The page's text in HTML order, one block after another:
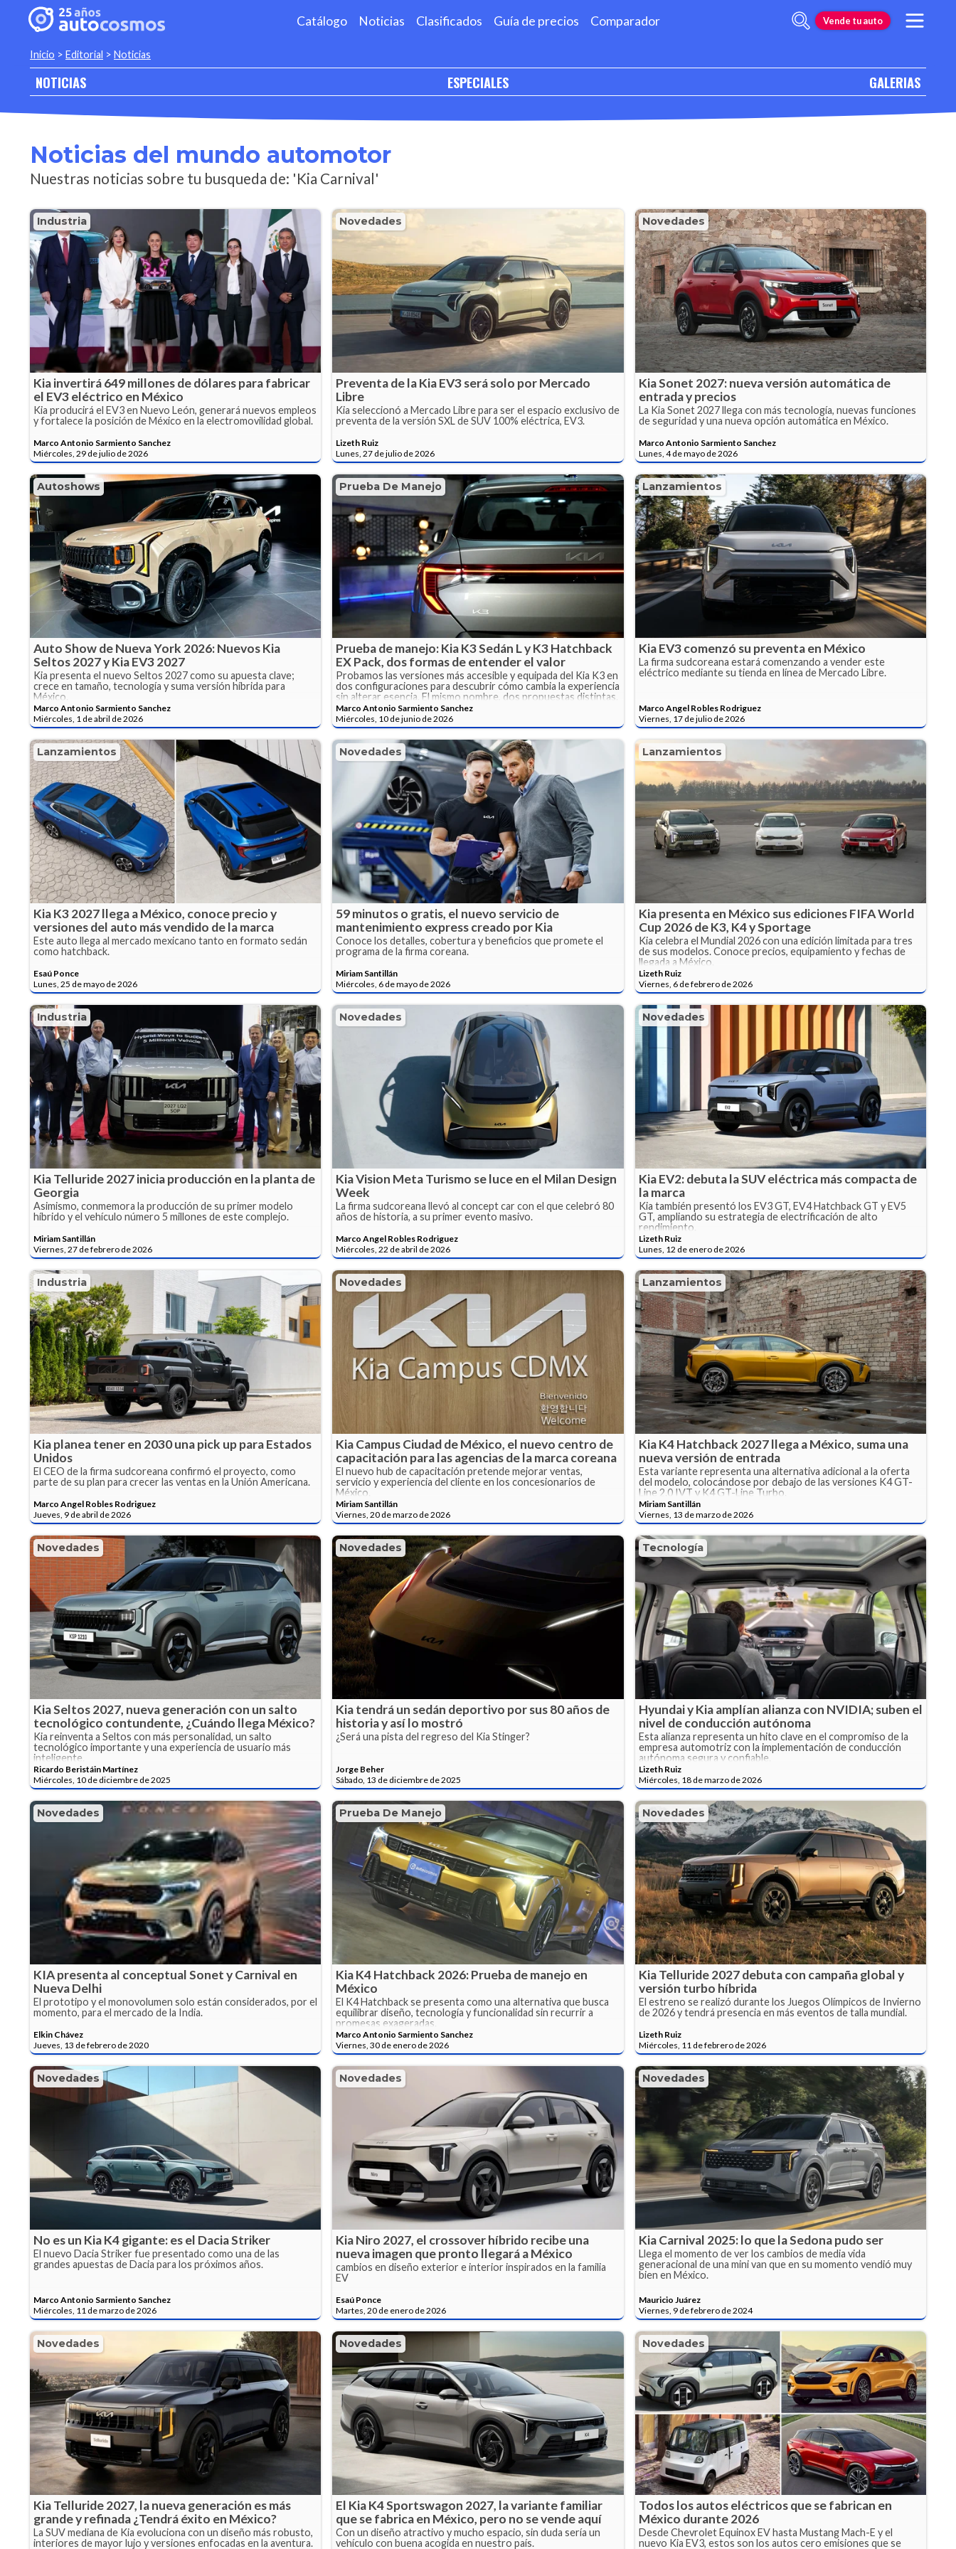
Catálogo Noticias Clasificados Guía de precios Comparador Vende tu auto
Inicio > Editorial > Noticias
NOTICIAS ESPECIALES GALERIAS
Noticias del mundo automotor
Nuestras noticias sobre tu busqueda de: 'Kia Carnival'
Industria
Kia invertirá 649 millones de dólares para fabricar
el EV3 eléctrico en México
Kia producirá el EV3 en Nuevo León, generará nuevos empleos
y fortalece la posición de México en la electromovilidad global.
Marco Antonio Sarmiento Sanchez
Miércoles, 29 de julio de 2026
Novedades
Preventa de la Kia EV3 será solo por Mercado
Libre
Kia seleccionó a Mercado Libre para ser el espacio exclusivo de
preventa de la versión SXL de SUV 100% eléctrica, EV3.
Lizeth Ruiz
Lunes, 27 de julio de 2026
Novedades
Kia Sonet 2027: nueva versión automática de
entrada y precios
La Kia Sonet 2027 llega con más tecnología, nuevas funciones
de seguridad y una nueva opción automática en México.
Marco Antonio Sarmiento Sanchez
Lunes, 4 de mayo de 2026
Autoshows
Auto Show de Nueva York 2026: Nuevos Kia
Seltos 2027 y Kia EV3 2027
Kia presenta el nuevo Seltos 2027 como su apuesta clave;
crece en tamaño, tecnología y suma versión híbrida para
México.
Marco Antonio Sarmiento Sanchez
Miércoles, 1 de abril de 2026
Prueba De Manejo
Prueba de manejo: Kia K3 Sedán L y K3 Hatchback
EX Pack, dos formas de entender el valor
Probamos las versiones más accesible y equipada del Kia K3 en
dos configuraciones para descubrir cómo cambia la experiencia
sin alterar esencia. El mismo nombre, dos propuestas distintas.
Marco Antonio Sarmiento Sanchez
Miércoles, 10 de junio de 2026
Lanzamientos
Kia EV3 comenzó su preventa en México
La firma sudcoreana estará comenzando a vender este
eléctrico mediante su tienda en línea de Mercado Libre.
Marco Angel Robles Rodriguez
Viernes, 17 de julio de 2026
Lanzamientos
Kia K3 2027 llega a México, conoce precio y
versiones del auto más vendido de la marca
Este auto llega al mercado mexicano tanto en formato sedán
como hatchback.
Esaú Ponce
Lunes, 25 de mayo de 2026
Novedades
59 minutos o gratis, el nuevo servicio de
mantenimiento express creado por Kia
Conoce los detalles, cobertura y beneficios que promete el
programa de la firma coreana.
Miriam Santillán
Miércoles, 6 de mayo de 2026
Lanzamientos
Kia presenta en México sus ediciones FIFA World
Cup 2026 de K3, K4 y Sportage
Kia celebra el Mundial 2026 con una edición limitada para tres
de sus modelos. Conoce precios, equipamiento y fechas de
llegada a México.
Lizeth Ruiz
Viernes, 6 de febrero de 2026
Industria
Kia Telluride 2027 inicia producción en la planta de
Georgia
Asimismo, conmemora la producción de su primer modelo
híbrido y el vehículo número 5 millones de este complejo.
Miriam Santillán
Viernes, 27 de febrero de 2026
Novedades
Kia Vision Meta Turismo se luce en el Milan Design
Week
La firma sudcoreana llevó al concept car con el que celebró 80
años de historia, a su primer evento masivo.
Marco Angel Robles Rodriguez
Miércoles, 22 de abril de 2026
Novedades
Kia EV2: debuta la SUV eléctrica más compacta de
la marca
Kia también presentó los EV3 GT, EV4 Hatchback GT y EV5
GT, ampliando su estrategia de electrificación de alto
rendimiento.
Lizeth Ruiz
Lunes, 12 de enero de 2026
Industria
Kia planea tener en 2030 una pick up para Estados
Unidos
El CEO de la firma sudcoreana confirmó el proyecto, como
parte de su plan para crecer las ventas en la Unión Americana.
Marco Angel Robles Rodriguez
Jueves, 9 de abril de 2026
Novedades
Kia Campus Ciudad de México, el nuevo centro de
capacitación para las agencias de la marca coreana
El nuevo hub de capacitación pretende mejorar ventas,
servicio y experiencia del cliente en los concesionarios de
México.
Miriam Santillán
Viernes, 20 de marzo de 2026
Lanzamientos
Kia K4 Hatchback 2027 llega a México, suma una
nueva versión de entrada
Esta variante representa una alternativa adicional a la oferta
del modelo, colocándose por debajo de las versiones K4 GT-
Line 2.0 IVT y K4 GT-Line Turbo.
Miriam Santillán
Viernes, 13 de marzo de 2026
Novedades
Kia Seltos 2027, nueva generación con un salto
tecnológico contundente, ¿Cuándo llega México?
Kia reinventa a Seltos con más personalidad, un salto
tecnológico importante y una experiencia de usuario más
inteligente.
Ricardo Beristáin Martínez
Miércoles, 10 de diciembre de 2025
Novedades
Kia tendrá un sedán deportivo por sus 80 años de
historia y así lo mostró
¿Será una pista del regreso del Kia Stinger?
Jorge Beher
Sábado, 13 de diciembre de 2025
Tecnología
Hyundai y Kia amplían alianza con NVIDIA; suben el
nivel de conducción autónoma
Esta alianza representa un hito clave en el compromiso de la
empresa automotriz con la implementación de conducción
autónoma segura y confiable.
Lizeth Ruiz
Miércoles, 18 de marzo de 2026
Novedades
KIA presenta al conceptual Sonet y Carnival en
Nueva Delhi
El prototipo y el monovolumen solo están considerados, por el
momento, para el mercado de la India.
Elkin Chávez
Jueves, 13 de febrero de 2020
Prueba De Manejo
Kia K4 Hatchback 2026: Prueba de manejo en
México
El K4 Hatchback se presenta como una alternativa que busca
equilibrar diseño, tecnología y funcionalidad sin recurrir a
promesas exageradas.
Marco Antonio Sarmiento Sanchez
Viernes, 30 de enero de 2026
Novedades
Kia Telluride 2027 debuta con campaña global y
versión turbo híbrida
El estreno se realizó durante los Juegos Olímpicos de Invierno
de 2026 y tendrá presencia en más eventos de talla mundial.
Lizeth Ruiz
Miércoles, 11 de febrero de 2026
Novedades
No es un Kia K4 gigante: es el Dacia Striker
El nuevo Dacia Striker fue presentado como una de las
grandes apuestas de Dacia para los próximos años.
Marco Antonio Sarmiento Sanchez
Miércoles, 11 de marzo de 2026
Novedades
Kia Niro 2027, el crossover híbrido recibe una
nueva imagen que pronto llegará a México
cambios en diseño exterior e interior inspirados en la familia
EV
Esaú Ponce
Martes, 20 de enero de 2026
Novedades
Kia Carnival 2025: lo que la Sedona pudo ser
Llega el momento de ver los cambios de media vida
generacional de una mini van que en su momento vendió muy
bien en México.
Mauricio Juárez
Viernes, 9 de febrero de 2024
Novedades
Kia Telluride 2027, la nueva generación es más
grande y refinada ¿Tendrá éxito en México?
La SUV mediana de Kia evoluciona con un diseño más robusto,
interiores de mayor lujo y versiones enfocadas en la aventura.
Novedades
El Kia K4 Sportswagon 2027, la variante familiar
que se fabrica en México, pero no se vende aquí
Con un diseño atractivo y mucho espacio, sin duda sería un
vehículo con buena acogida en nuestro país.
Novedades
Todos los autos eléctricos que se fabrican en
México durante 2026
Desde Chevrolet Equinox EV hasta Mustang Mach-E y el
nuevo Kia EV3, estos son los autos cero emisiones que se